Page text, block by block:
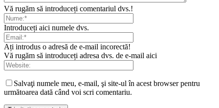
Vă rugăm să introduceți comentariul dvs.!
Introduceți aici numele dvs.
Ați introdus o adresă de e-mail incorectă!
Vă rugăm să introduceți adresa dvs. de e-mail aici
Salvaţi numele meu, e-mail, şi site-ul în acest browser pentru
următoarea dată când voi scri comentariu.